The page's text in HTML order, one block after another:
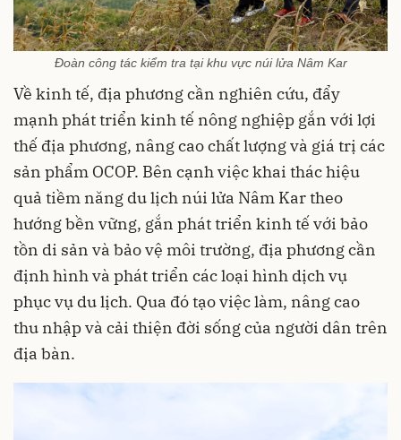
Đoàn công tác kiểm tra tại khu vực núi lửa Nâm Kar
Về kinh tế, địa phương cần nghiên cứu, đẩy
mạnh phát triển kinh tế nông nghiệp gắn với lợi
thế địa phương, nâng cao chất lượng và giá trị các
sản phẩm OCOP. Bên cạnh việc khai thác hiệu
quả tiềm năng du lịch núi lửa Nâm Kar theo
hướng bền vững, gắn phát triển kinh tế với bảo
tồn di sản và bảo vệ môi trường, địa phương cần
định hình và phát triển các loại hình dịch vụ
phục vụ du lịch. Qua đó tạo việc làm, nâng cao
thu nhập và cải thiện đời sống của người dân trên
địa bàn.